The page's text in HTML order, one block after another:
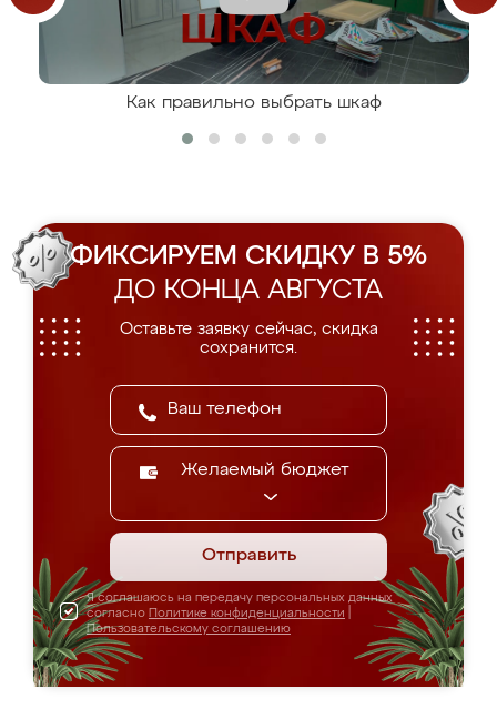
Как правильно выбрать шкаф
ФИКСИРУЕМ СКИДКУ В 5%
ДО КОНЦА АВГУСТА
Оставьте заявку сейчас, скидка
сохранится.
Желаемый бюджет
Отправить
Я соглашаюсь на передачу персональных данных
согласно Политике конфиденциальности
Пользовательскому соглашению